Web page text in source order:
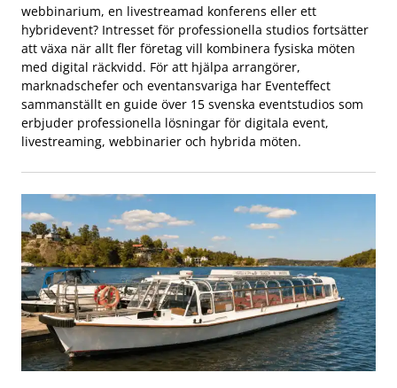
webbinarium, en livestreamad konferens eller ett
hybridevent? Intresset för professionella studios fortsätter
att växa när allt fler företag vill kombinera fysiska möten
med digital räckvidd. För att hjälpa arrangörer,
marknadschefer och eventansvariga har Eventeffect
sammanställt en guide över 15 svenska eventstudios som
erbjuder professionella lösningar för digitala event,
livestreaming, webbinarier och hybrida möten.